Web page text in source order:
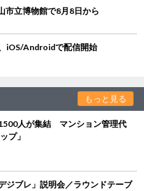
立博物館で8月8日から
iOS/Androidで配信開始
もっと見る
人が集結 マンション管理代
プ」
ブレ」説明会／ラウンドテーブ